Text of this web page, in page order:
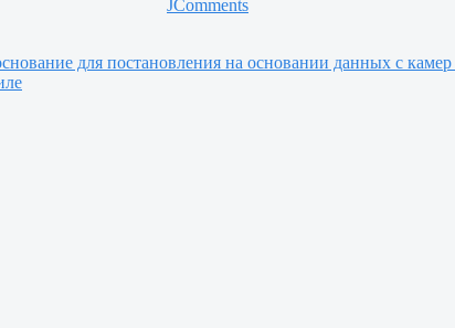
JComments
для постановления на основании данных с